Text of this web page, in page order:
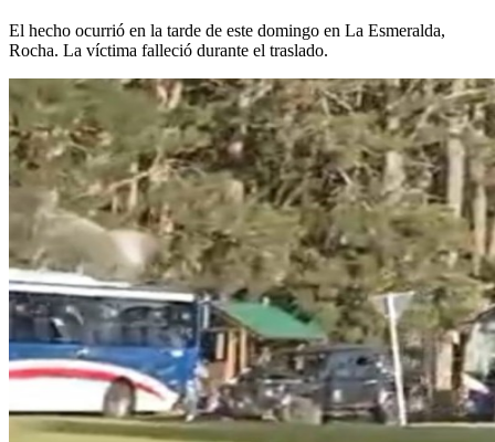
El hecho ocurrió en la tarde de este domingo en La Esmeralda,
Rocha. La víctima falleció durante el traslado.